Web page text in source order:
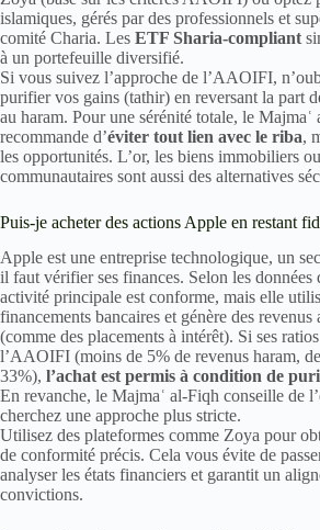
islamiques, gérés par des professionnels et
comité Charia. Les ETF Sharia-compliant
à un portefeuille diversifié.
Si vous suivez l’approche de l’AAOIFI,
purifier vos gains (tathir) en reversant la part
au haram. Pour une sérénité totale, le Majmaʿ
recommande d’éviter tout lien avec le riba,
les opportunités. L’or, les biens immobiliers
communautaires sont aussi des alternatives
Puis-je acheter des actions Apple en restant
Apple est une entreprise technologique, un
il faut vérifier ses finances. Selon les données
activité principale est conforme, mais elle
financements bancaires et génère des revenus
(comme des placements à intérêt). Si ses
l’AAOIFI (moins de 5% de revenus haram,
33%), l’achat est permis à condition de
En revanche, le Majmaʿ al-Fiqh conseille de
cherchez une approche plus stricte.
Utilisez des plateformes comme Zoya pour
de conformité précis. Cela vous évite de
analyser les états financiers et garantit un
convictions.